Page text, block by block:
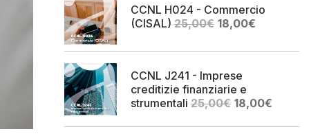
CCNL H024 - Commercio
(CISAL) 25,00€ Il
originale
25,00€.
18,00€Il
attuale
CCNL J241 - Imprese
creditizie finanziarie e
strumentali 25,00€ Il
originale
18,00€Il
attuale